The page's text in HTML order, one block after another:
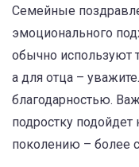
Семейные
эмоционального
обычно используют
а для отца –
благодарностью.
подростку
поколению – более